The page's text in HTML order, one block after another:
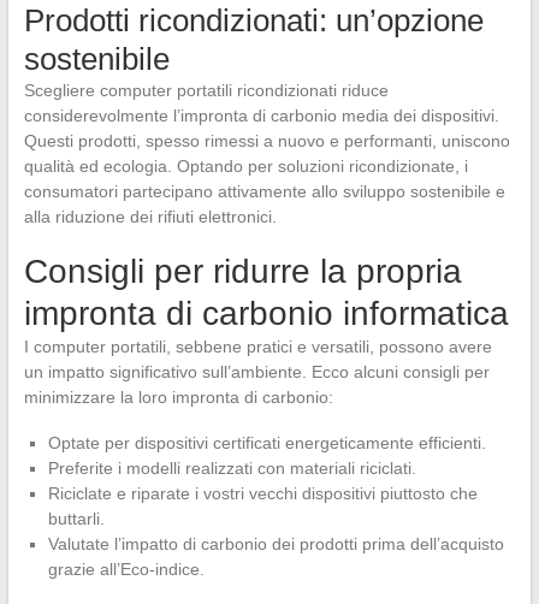
Prodotti ricondizionati: un’opzione
sostenibile
Scegliere computer portatili ricondizionati riduce
considerevolmente l’impronta di carbonio media dei dispositivi.
Questi prodotti, spesso rimessi a nuovo e performanti, uniscono
qualità ed ecologia. Optando per soluzioni ricondizionate, i
consumatori partecipano attivamente allo sviluppo sostenibile e
alla riduzione dei rifiuti elettronici.
Consigli per ridurre la propria
impronta di carbonio informatica
I computer portatili, sebbene pratici e versatili, possono avere
un impatto significativo sull’ambiente. Ecco alcuni consigli per
minimizzare la loro impronta di carbonio:
Optate per dispositivi certificati energeticamente efficienti.
Preferite i modelli realizzati con materiali riciclati.
Riciclate e riparate i vostri vecchi dispositivi piuttosto che
buttarli.
Valutate l’impatto di carbonio dei prodotti prima dell’acquisto
grazie all’Eco-indice.